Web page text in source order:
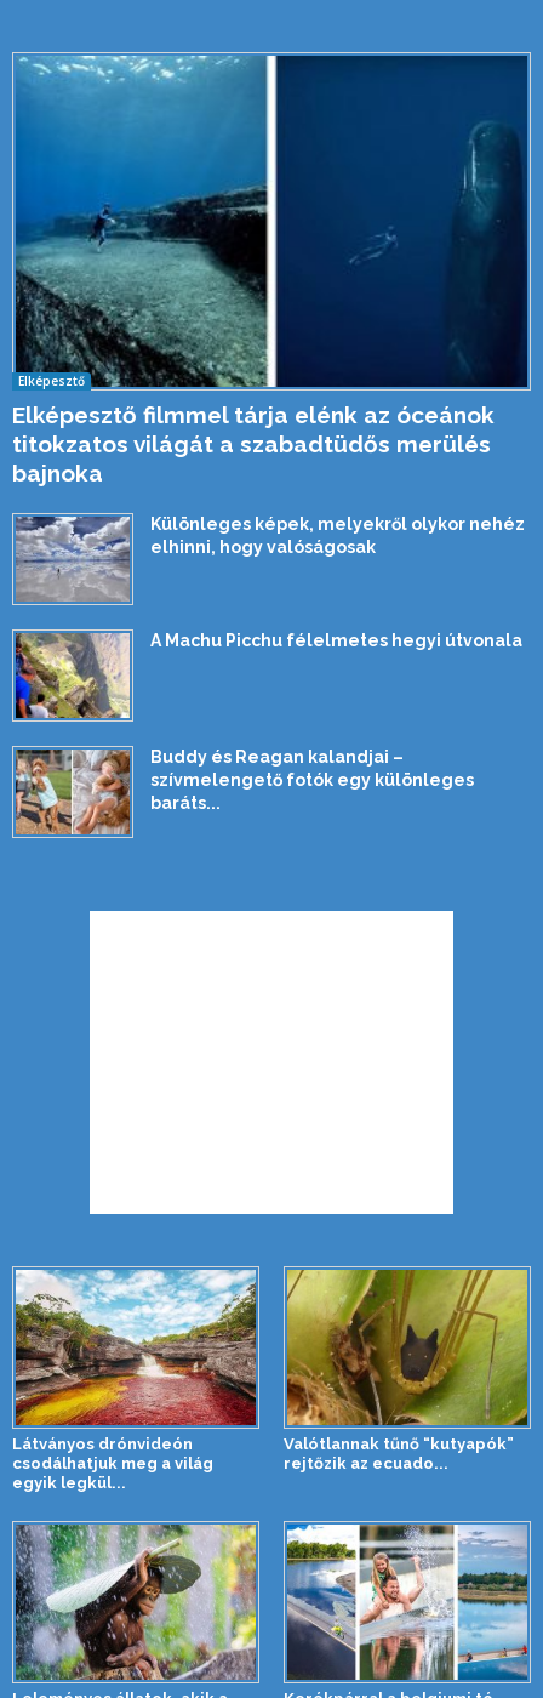
Elképesztő
Elképesztő filmmel tárja elénk az óceánok
titokzatos világát a szabadtüdős merülés
bajnoka
Különleges képek, melyekről olykor nehéz
elhinni, hogy valóságosak
A Machu Picchu félelmetes hegyi útvonala
Buddy és Reagan kalandjai –
szívmelengető fotók egy különleges
baráts...
Látványos drónvideón
csodálhatjuk meg a világ
egyik legkül...
Valótlannak tűnő “kutyapók”
rejtőzik az ecuado...